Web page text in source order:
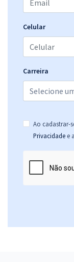
CNMP - Conselho
Celular
Carreira
Ao cadastrar-
Privacidade e